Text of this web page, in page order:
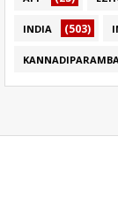
INDIA (503)